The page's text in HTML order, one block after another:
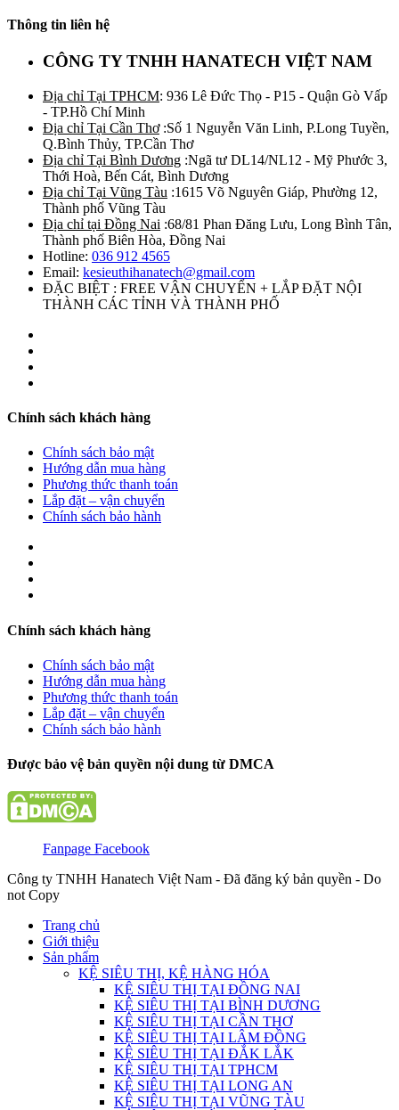
Thông tin liên hệ
CÔNG TY TNHH HANATECH VIỆT NAM
Địa chỉ Tại TPHCM: 936 Lê Đức Thọ - P15 - Quận Gò Vấp
- TP.Hồ Chí Minh
Địa chỉ Tại Cần Thơ:Số 1 Nguyễn Văn Linh, P.Long Tuyền,
Q.Bình Thủy, TP.Cần Thơ
Địa chỉ Tại Bình Dương :Ngã tư DL14/NL12 - Mỹ Phước 3,
Thới Hoà, Bến Cát, Bình Dương
Địa chỉ Tại Vũng Tàu :1615 Võ Nguyên Giáp, Phường 12,
Thành phố Vũng Tàu
Địa chỉ tại Đồng Nai :68/81 Phan Đăng Lưu, Long Bình Tân,
Thành phố Biên Hòa, Đồng Nai
Hotline: 036 912 4565
Email: kesieuthihanatech@gmail.com
ĐẶC BIỆT : FREE VẬN CHUYỂN + LẮP ĐẶT NỘI
THÀNH CÁC TỈNH VÀ THÀNH PHỐ
Chính sách khách hàng
Chính sách bảo mật
Hướng dẫn mua hàng
Phương thức thanh toán
Lắp đặt – vận chuyển
Chính sách bảo hành
Chính sách khách hàng
Chính sách bảo mật
Hướng dẫn mua hàng
Phương thức thanh toán
Lắp đặt – vận chuyển
Chính sách bảo hành
Được bảo vệ bản quyền nội dung từ DMCA
Fanpage Facebook
Công ty TNHH Hanatech Việt Nam - Đã đăng ký bản quyền - Do
not Copy
Trang chủ
Giới thiệu
Sản phẩm
KỆ SIÊU THỊ, KỆ HÀNG HÓA
KỆ SIÊU THỊ TẠI ĐỒNG NAI
KỆ SIÊU THỊ TẠI BÌNH DƯƠNG
KỆ SIÊU THỊ TẠI CẦN THƠ
KỆ SIÊU THỊ TẠI LÂM ĐỒNG
KỆ SIÊU THỊ TẠI ĐẮK LẮK
KỆ SIÊU THỊ TẠI TPHCM
KỆ SIÊU THỊ TẠI LONG AN
KỆ SIÊU THỊ TẠI VŨNG TÀU